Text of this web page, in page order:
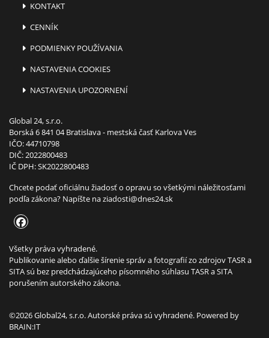
KONTAKT
CENNÍK
PODMIENKY POUŽÍVANIA
NASTAVENIA COOKIES
NASTAVENIA UPOZORNENÍ
Global 24, s.r.o.
Borská 6 841 04 Bratislava - mestská časť Karlova Ves
IČO: 44710798
DIČ: 2022800483
IČ DPH: SK2022800483
Chcete podať oficiálnu žiadosť o opravu so všetkými náležitosťami
podľa zákona? Napíšte naziadosti@dnes24.sk
Všetky práva vyhradené.
Publikovanie alebo ďalšie šírenie správ a fotografií zo zdrojov TASR a
SITA sú bez predchádzajúceho písomného súhlasu TASR a SITA
porušením autorského zákona.
©2026 Global24, s.r.o. Autorské práva sú vyhradené. Powered by
BRAIN:IT